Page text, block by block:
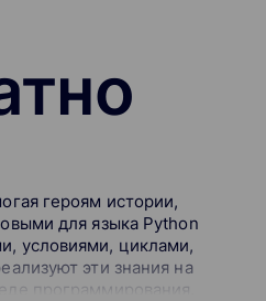
героям истории,
для языка Python
условиями, циклами,
эти знания на
программирования.